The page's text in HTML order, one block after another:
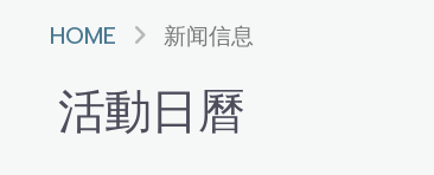
HOME 新闻信息
活動日曆